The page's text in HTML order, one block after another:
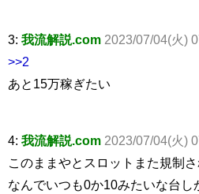
3: 我流解説.com 2023/07/04(火)
>>2
あと15万稼ぎたい
4: 我流解説.com 2023/07/04(火)
このままやとスロットまた規制
なんでいつも0か10みたいな台し